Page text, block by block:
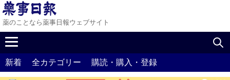
薬のことなら薬事日報ウェブサイト
新着 全カテゴリー 購読・購入・登録